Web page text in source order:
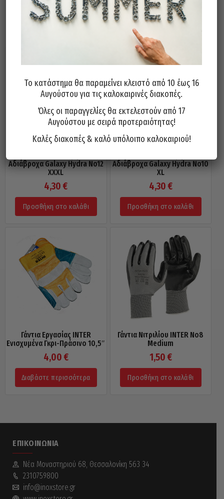
Σχετικά προϊόντα
Αδιάβροχα Galaxy Hydra Νo12
XXXL
4,30€
Προσθήκη στο καλάθι
Αδιάβροχα Galaxy Hydra Νo10
XL
4,30 €
Προσθήκη στο καλάθι
Γάντια Εργασίας INTER
Ενισχυμένα Γκρι-Πράσινο 10,5″
4,00 €
Διαβάστε περισσότερα
Γάντια Νιτριλίου INTER Νo8
Medium
1,50 €
Προσθήκη στο καλάθι
ΕΠΙΚΟΙΝΩΝΊΑ
Νέα Mοναστηριού 68, Θεσσαλονίκη 563 34
2310759800
info@inoxstore.gr
Το κατάστημα θα παραμείνει κλειστό από 10 έως 16
Αυγούστου για τις καλοκαιρινές διακοπές.
Όλες οι παραγγελίες θα εκτελεστούν από 17
Αυγούστου με σειρά προτεραιότητας!
Καλές διακοπές & καλό υπόλοιπο καλοκαιριού!